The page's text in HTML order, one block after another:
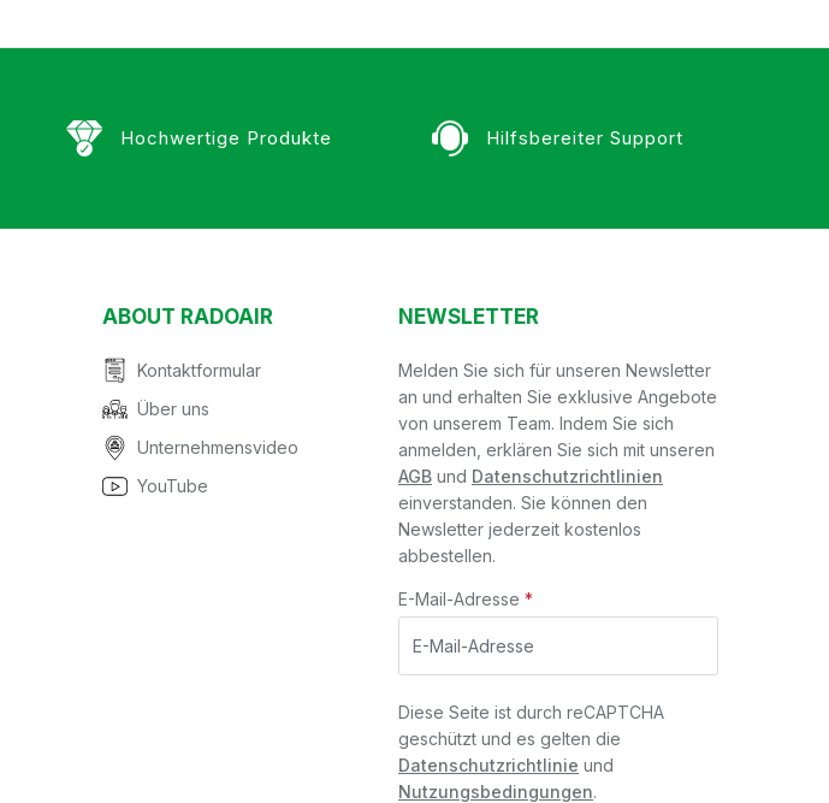
Hochwertige Produkte Hilfsbereiter Support
ABOUT RADOAIR
Kontaktformular
Über uns
Unternehmensvideo
YouTube
NEWSLETTER
Melden Sie sich für unseren Newsletter
an und erhalten Sie exklusive Angebote
von unserem Team. Indem Sie sich
anmelden, erklären Sie sich mit unseren
AGB und Datenschutzrichtlinien
einverstanden. Sie können den
Newsletter jederzeit kostenlos
abbestellen.
E-Mail-Adresse *
Diese Seite ist durch reCAPTCHA
geschützt und es gelten die
Datenschutzrichtlinie und
Nutzungsbedingungen.